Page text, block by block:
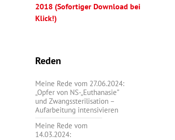
2018 (Sofortiger Download bei
Klick!)
Reden
Meine Rede vom 27.06.2024:
„Opfer von NS-„Euthanasie”
und Zwangssterilisation –
Aufarbeitung intensivieren
Meine Rede vom
14.03.2024: